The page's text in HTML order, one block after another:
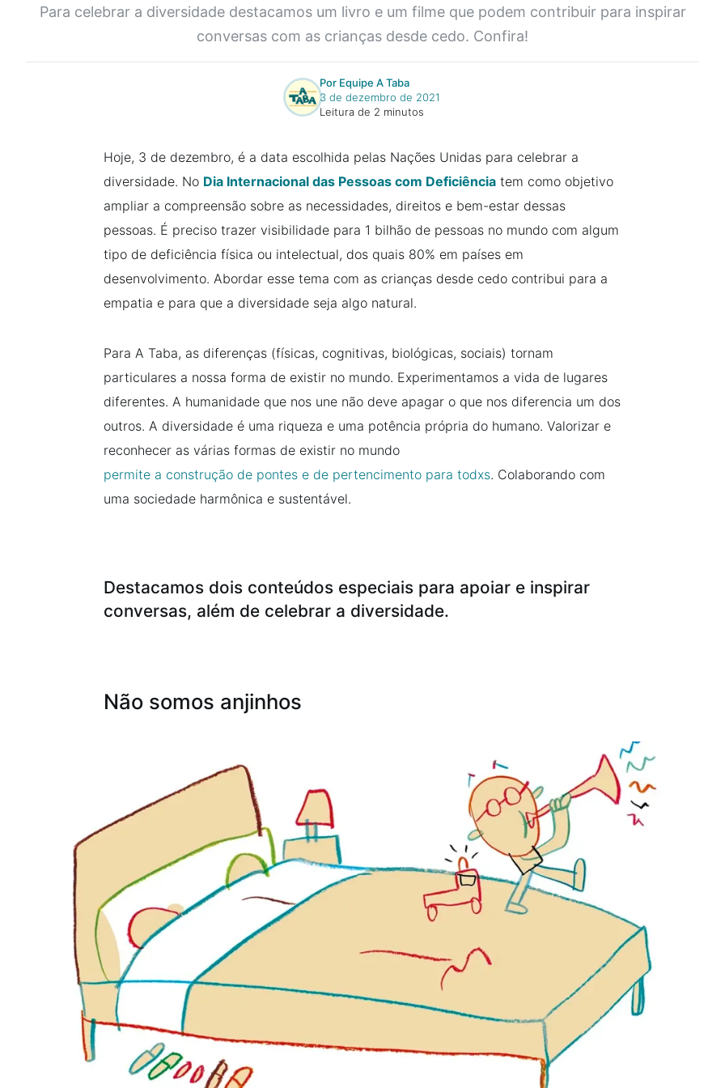
Para celebrar a diversidade destacamos um livro e um filme que podem contribuir para inspirar
conversas com as crianças desde cedo. Confira!
Por Equipe A Taba
3 de dezembro de 2021
Leitura de 2 minutos
Hoje, 3 de dezembro, é a data escolhida pelas Nações Unidas para celebrar a
diversidade. No Dia Internacional das Pessoas com Deficiência tem como objetivo
ampliar a compreensão sobre as necessidades, direitos e bem-estar dessas
pessoas. É preciso trazer visibilidade para 1 bilhão de pessoas no mundo com algum
tipo de deficiência física ou intelectual, dos quais 80% em países em
desenvolvimento. Abordar esse tema com as crianças desde cedo contribui para a
empatia e para que a diversidade seja algo natural.
Para A Taba, as diferenças (físicas, cognitivas, biológicas, sociais) tornam
particulares a nossa forma de existir no mundo. Experimentamos a vida de lugares
diferentes. A humanidade que nos une não deve apagar o que nos diferencia um dos
outros. A diversidade é uma riqueza e uma potência própria do humano. Valorizar e
reconhecer as várias formas de existir no mundo
permite a construção de pontes e de pertencimento para todxs. Colaborando com
uma sociedade harmônica e sustentável.
Destacamos dois conteúdos especiais para apoiar e inspirar
conversas, além de celebrar a diversidade.
Não somos anjinhos